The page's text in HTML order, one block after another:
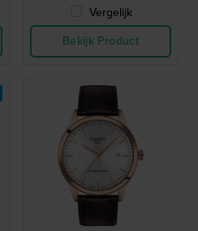
Vergelijk
Bekijk Product